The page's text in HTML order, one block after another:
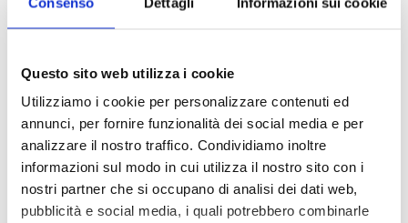
Questo sito web utilizza i cookie
Utilizziamo i cookie per personalizzare contenuti ed
annunci, per fornire funzionalità dei social media e per
analizzare il nostro traffico. Condividiamo inoltre
informazioni sul modo in cui utilizza il nostro sito con i
nostri partner che si occupano di analisi dei dati web,
pubblicità e social media, i quali potrebbero combinarle